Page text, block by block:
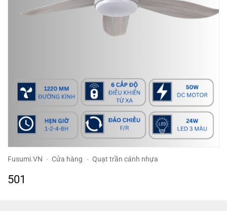
Fusumi.VN - Cửa hàng - Quạt trần cánh nhựa
501